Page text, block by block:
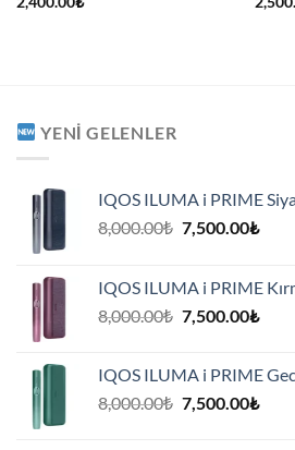
YENI GELENLER
IQOS ILUMA i PRIME
8,000.00₺ Orijinal
7,500.00₺Şu
IQOS ILUMA i PRIME
8,000.00₺ Orijinal
7,500.00₺Şu
IQOS ILUMA i PRIME
8,000.00₺ Orijinal
7,500.00₺Şu